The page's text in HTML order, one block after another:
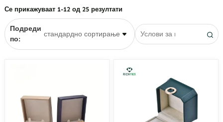
Очила
Кутии за ѓердан
Кутии за приврзоци
Кутии за прстени
Се прикажуваат 1-12 од 25 резултати
Подреди
по: